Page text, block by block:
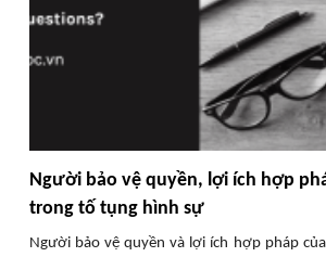
Người bảo vệ quyền, lợi ích hợp
trong tố tụng hình sự
Người bảo vệ quyền và lợi ích hợp pháp